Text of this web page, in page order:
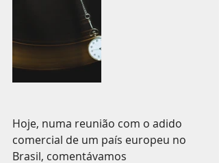
Hoje, numa reunião com o adido
comercial de um país europeu no
Brasil, comentávamos